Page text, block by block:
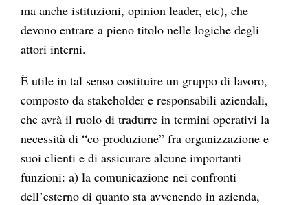
ma anche istituzioni, opinion leader, etc), che
devono entrare a pieno titolo nelle logiche degli
attori interni.
È utile in tal senso costituire un gruppo di lavoro,
composto da stakeholder e responsabili aziendali,
che avrà il ruolo di tradurre in termini operativi la
necessità di “co-produzione” fra organizzazione e
suoi clienti e di assicurare alcune importanti
funzioni: a) la comunicazione nei confronti
dell’esterno di quanto sta avvenendo in azienda,